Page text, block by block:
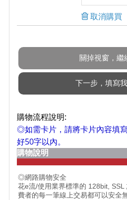
取消購買
購物流程說明:
◎如需卡片，請將卡片內容填
好50字以內。
購物說明
◎網路購物安全
花e流/使用業界標準的 128bit, SSL
費者的每一筆線上交易都可以安全無